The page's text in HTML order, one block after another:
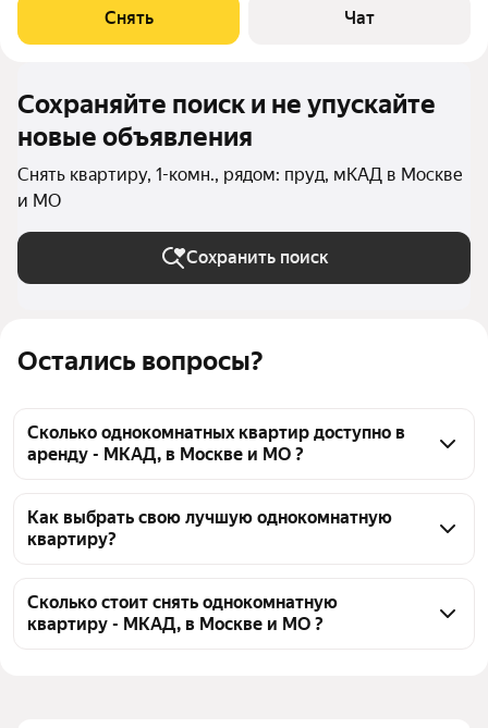
Остались вопросы?
Сколько однокомнатных квартир доступно в
аренду - МКАД, в Москве и МО ?
доступно в аренду 1,8 тыс однокомнатных квартир,
из них 84 объявления от собственников, 1743
Как выбрать свою лучшую однокомнатную
квартиру?
МКАД, воспользуйтесь удобными фильтрами и
сортировкой для выбора среди предложений в
Сколько стоит снять однокомнатную
квартиру - МКАД, в Москве и МО ?
Стиральная машина Холодильник Микроволновка Пылесос
Дом - панельный, окна выходят
Снять Чат
Сохраняйте поиск и не упускайте
новые объявления
Снять квартиру, 1-комн., рядом: пруд, мКАД в Москве
и МО
Сохранить поиск